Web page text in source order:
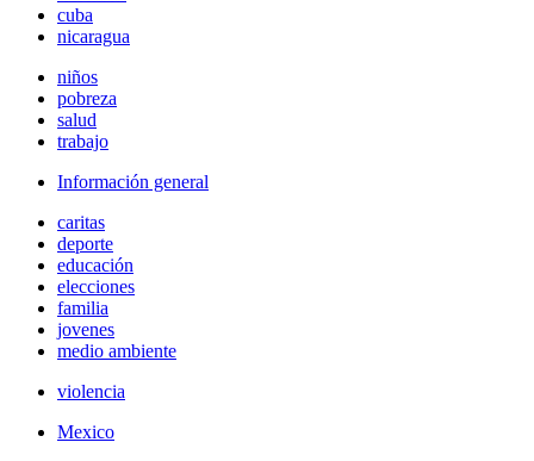
cuba
nicaragua
niños
pobreza
salud
trabajo
Información general
caritas
deporte
educación
elecciones
familia
jovenes
medio ambiente
violencia
Mexico